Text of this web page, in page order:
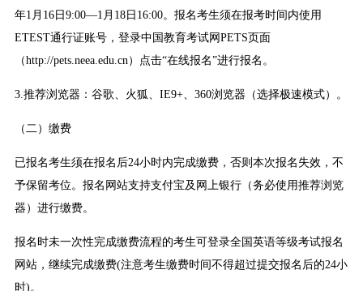
年1月16日9:00—1月18日16:00。报名考生须在报考时间内使用
ETEST通行证账号，登录中国教育考试网PETS页面
（http://pets.neea.edu.cn）点击“在线报名”进行报名。
3.推荐浏览器：谷歌、火狐、IE9+、360浏览器（选择极速模式）。
（二）缴费
已报名考生须在报名后24小时内完成缴费，否则本次报名失效，不
予保留考位。报名网站支持支付宝及网上银行（务必使用推荐浏览
器）进行缴费。
报名时未一次性完成缴费流程的考生可登录全国英语等级考试报名
网站，继续完成缴费(注意考生缴费时间不得超过提交报名后的24小
时)。